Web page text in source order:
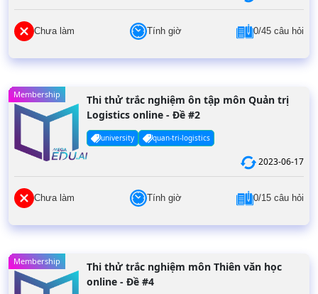
Chưa làm Tính giờ 0/45 câu hỏi
Membership
Thi thử trắc nghiệm ôn tập môn Quản trị
Logistics online - Đề #2
university quan-tri-logistics
2023-06-17
Chưa làm Tính giờ 0/15 câu hỏi
Membership
Thi thử trắc nghiệm môn Thiên văn học
online - Đề #4